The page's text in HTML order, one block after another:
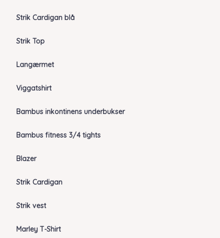
Strik Cardigan blå
Strik Top
Langærmet
Viggatshirt
Bambus inkontinens underbukser
Bambus fitness 3/4 tights
Blazer
Strik Cardigan
Strik vest
Marley T-Shirt